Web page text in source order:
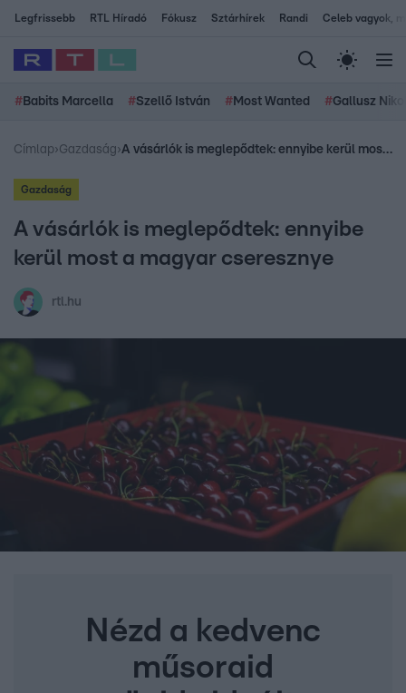
Legfrissebb RTL Híradó Fókusz Sztárhírek Randi Celeb vagyok,
# Babits Marcella #Szellő István # Most Wanted #Gallusz
Címlap›Gazdaság› A vásárlók is meglepődtek: ennyibe kerül most a magyar cseresznye
Gazdaság
A vásárlók is meglepődtek: ennyibe
kerül most a magyar cseresznye
rtl.hu
Nézd a kedvenc
műsoraid